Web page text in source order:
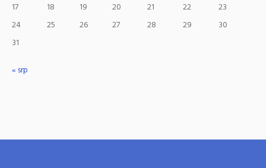
17
18 19 20 21 22
23
24
25 26 27 28 29
30
31
« srp